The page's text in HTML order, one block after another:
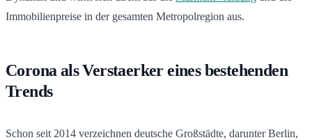
Immobilienpreise in der gesamten Metropolregion aus.
Corona als Verstaerker eines bestehenden
Trends
Schon seit 2014 verzeichnen deutsche Großstädte, darunter Berlin,